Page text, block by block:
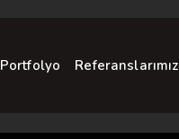
Portfolyo Referanslarımız